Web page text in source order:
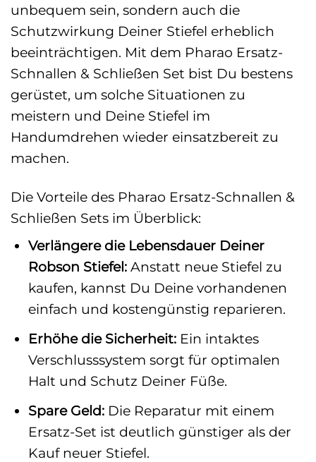
unbequem sein, sondern auch die
Schutzwirkung Deiner Stiefel erheblich
beeinträchtigen. Mit dem Pharao Ersatz-
Schnallen & Schließen Set bist Du bestens
gerüstet, um solche Situationen zu
meistern und Deine Stiefel im
Handumdrehen wieder einsatzbereit zu
machen.
Die Vorteile des Pharao Ersatz-Schnallen &
Schließen Sets im Überblick:
Verlängere die Lebensdauer Deiner
Robson Stiefel:Anstatt neue Stiefel zu
kaufen, kannst Du Deine vorhandenen
einfach und kostengünstig reparieren.
Erhöhe die Sicherheit:Ein intaktes
Verschlusssystem sorgt für optimalen
Halt und Schutz Deiner Füße.
Spare Geld:Die Reparatur mit einem
Ersatz-Set ist deutlich günstiger als der
Kauf neuer Stiefel.